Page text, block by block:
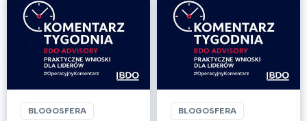
BLOGOSFERA BLOGOSFERA